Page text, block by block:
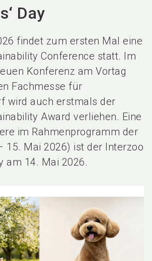
Day
findet zum ersten Mal eine
Conference statt. Im
Konferenz am Vortag
Fachmesse für
wird auch erstmals der
Award verliehen. Eine
im Rahmenprogramm der
15. Mai 2026) ist der Interzoo
am 14. Mai 2026.